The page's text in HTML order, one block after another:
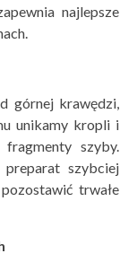
najlepsze
górnej krawędzi,
unikamy kropli i
szyby.
szybciej
trwałe